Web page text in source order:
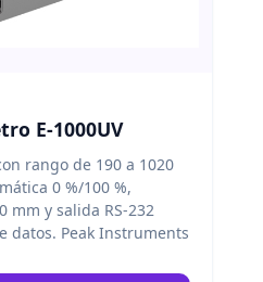
E-1000UV
rango de 190 a 1020
0 %/100 %,
mm y salida RS-232
datos. Peak Instruments